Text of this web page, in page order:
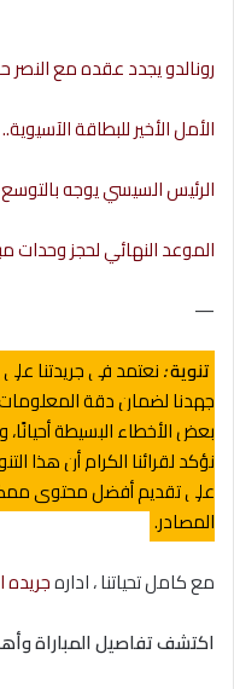
رونالدو يجدد عقده مع النصر حتى 2027 وينهي
الأمل الأخير للبطاقة الآسيوية..
الرئيس السيسي يوجه
الموعد النهائي لحجز وحدات
—
تنوية:نعتمد في جريدتنا
بعض الأخطاء البسيطة
نؤكد لقرائنا الكرام أن هذا
على تقديم أفضل محتوى
المصادر.
مع كامل تحياتنا ، ادارهجريده
اكتشف تفاصيل المباراة